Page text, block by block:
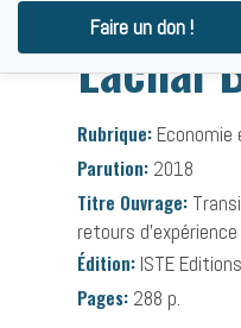
Bibliographies -
Lachal
Rubrique: Economie
Parution: 2018
Titre Ouvrage:
retours d'expérience
Édition: ISTE Editions
Pages: 288 p.
Faire un don !